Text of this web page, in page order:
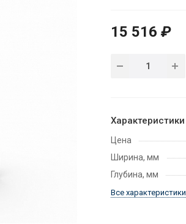
15 516 ₽
Характеристики
Цена
Ширина, мм
Глубина, мм
Все характеристики